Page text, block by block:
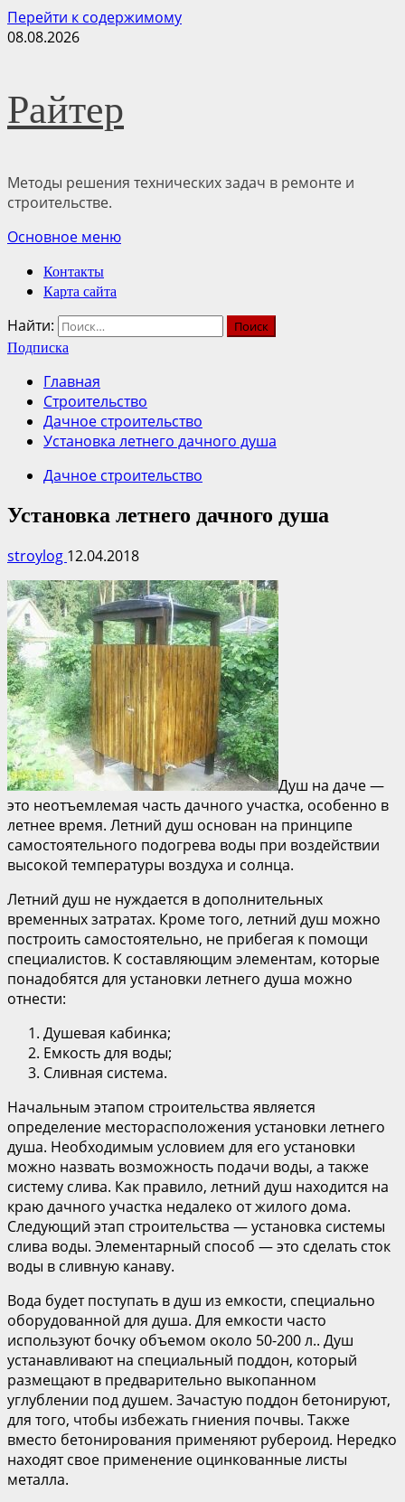
Перейти к содержимому
08.08.2026
Райтер
Методы решения технических задач в ремонте и
строительстве.
Основное меню
Контакты
Карта сайта
Найти:
Подписка
Главная
Строительство
Дачное строительство
Установка летнего дачного душа
Дачное строительство
Установка летнего дачного душа
stroylog 12.04.2018
Душ на даче —
это неотъемлемая часть дачного участка, особенно в
летнее время. Летний душ основан на принципе
самостоятельного подогрева воды при воздействии
высокой температуры воздуха и солнца.
Летний душ не нуждается в дополнительных
временных затратах. Кроме того, летний душ можно
построить самостоятельно, не прибегая к помощи
специалистов. К составляющим элементам, которые
понадобятся для установки летнего душа можно
отнести:
Душевая кабинка;
Емкость для воды;
Сливная система.
Начальным этапом строительства является
определение месторасположения установки летнего
душа. Необходимым условием для его установки
можно назвать возможность подачи воды, а также
систему слива. Как правило, летний душ находится на
краю дачного участка недалеко от жилого дома.
Следующий этап строительства — установка системы
слива воды. Элементарный способ — это сделать сток
воды в сливную канаву.
Вода будет поступать в душ из емкости, специально
оборудованной для душа. Для емкости часто
используют бочку объемом около 50-200 л.. Душ
устанавливают на специальный поддон, который
размещают в предварительно выкопанном
углублении под душем. Зачастую поддон бетонируют,
для того, чтобы избежать гниения почвы. Также
вместо бетонирования применяют рубероид. Нередко
находят свое применение оцинкованные листы
металла.